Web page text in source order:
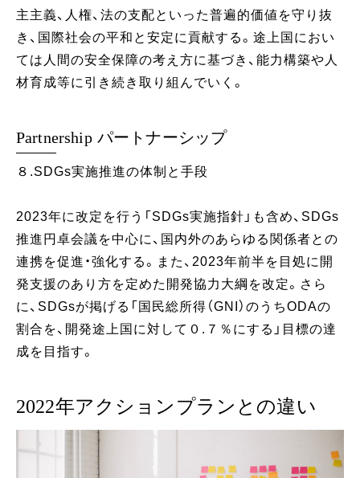
主主義、人権、法の支配といった普遍的価値を守り抜
き、国際社会の平和と安定に貢献する。途上国におい
ては人間の安全保障の考え方に基づき、能力構築や人
材育成等に引き続き取り組んでいく。
Partnership パートナーシップ
８.SDGs実施推進の体制と手段
2023年に改定を行う「SDGs実施指針」も含め、SDGs
推進円卓会議を中心に、国内外のあらゆる関係者との
連携を促進・強化する。また、2023年前半を目処に開
発支援のあり方を定めた開発協力大綱を改定。さら
に、SDGsが掲げる「国民総所得（GNI）のうちODAの
割合を、開発途上国に対して０.７％にする」目標の達
成を目指す。
2022年アクションプランとの違い